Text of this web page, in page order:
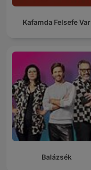
Kafamda Felsefe Var
Balázsék